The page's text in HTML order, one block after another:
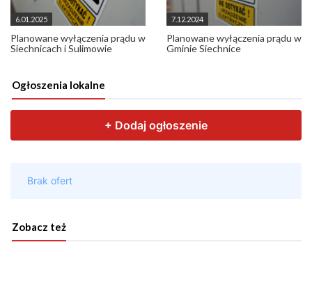
6.01.2025
Planowane wyłączenia prądu w
Siechnicach i Sulimowie
7.12.2024
Planowane wyłączenia prądu w
Gminie Siechnice
Ogłoszenia lokalne
Zobacz też